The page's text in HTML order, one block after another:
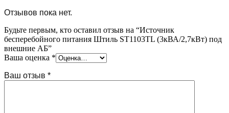
Отзывов пока нет.
Будьте первым, кто оставил отзыв на “Источник
бесперебойного питания Штиль ST1103TL (3кВА/2,7кВт) под
внешние АБ”
Ваша оценка *
Ваш отзыв *